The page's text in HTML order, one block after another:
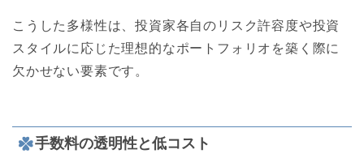
こうした多様性は、投資家各自のリスク許容度や投資
スタイルに応じた理想的なポートフォリオを築く際に
欠かせない要素です。
手数料の透明性と低コスト